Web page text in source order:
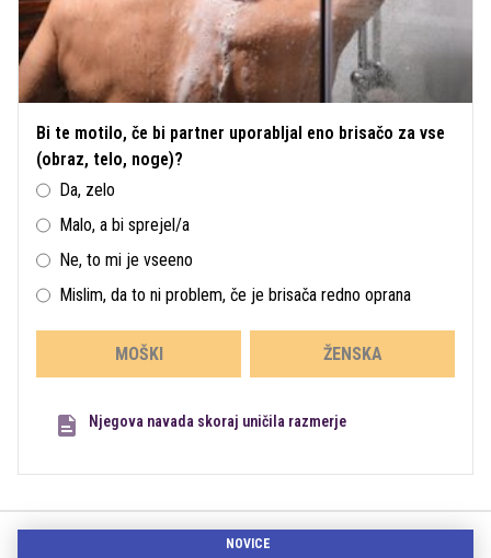
Bi te motilo, če bi partner uporabljal eno brisačo za vse
(obraz, telo, noge)?
Da, zelo
Malo, a bi sprejel/a
Ne, to mi je vseeno
Mislim, da to ni problem, če je brisača redno oprana
MOŠKI ŽENSKA
Njegova navada skoraj uničila razmerje
NOVICE